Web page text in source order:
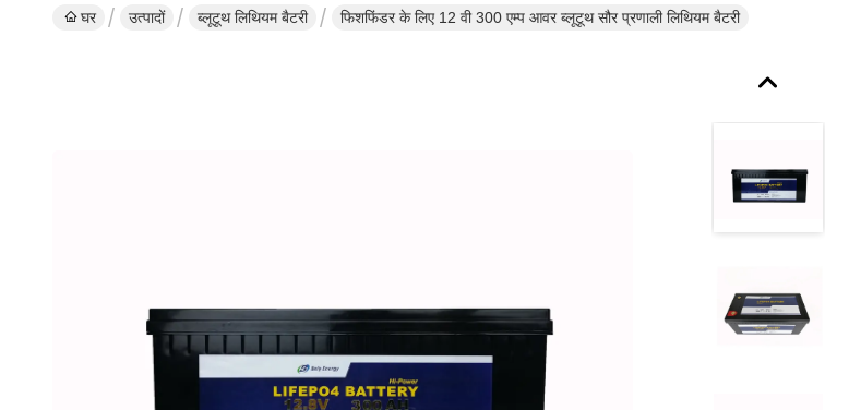
घर उत्पादों ब्लूटूथ लिथियम बैटरी फिशफिंडर के लिए 12 वी 300 एम्प आवर ब्लूटूथ सौर प्रणाली लिथियम बैटरी